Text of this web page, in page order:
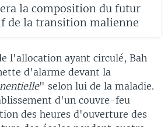
la composition du futur
de la transition malienne
l'allocation ayant circulé, Bah
d'alarme devant la
" selon lui de la maladie.
d'un couvre-feu
des heures d'ouverture des